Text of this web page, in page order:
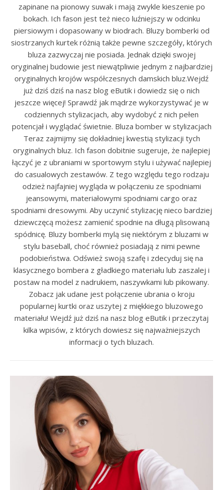
zapinane na pionowy suwak i mają zwykle kieszenie po
bokach. Ich fason jest też nieco luźniejszy w odcinku
piersiowym i dopasowany w biodrach. Bluzy bomberki od
siostrzanych kurtek różnią także pewne szczegóły, których
bluza zazwyczaj nie posiada. Jednak dzięki swojej
oryginalnej budowie jest niewątpliwie jednym z najbardziej
oryginalnych krojów współczesnych damskich bluz.Wejdź
już dziś dziś na nasz blog eButik i dowiedz się o nich
jeszcze więcej! Sprawdź jak mądrze wykorzystywać je w
codziennych stylizacjach, aby wydobyć z nich pełen
potencjał i wyglądać świetnie. Bluza bomber w stylizacjach
Teraz zajmijmy się dokładniej kwestią stylizacji tych
oryginalnych bluz. Ich fason dobitnie sugeruje, że najlepiej
łączyć je z ubraniami w sportowym stylu i używać najlepiej
do casualowych zestawów. Z tego względu tego rodzaju
odzież najfajniej wygląda w połączeniu ze spodniami
jeansowymi, materiałowymi spodniami cargo oraz
spodniami dresowymi. Aby uczynić stylizację nieco bardziej
dziewczęcą możesz zamienić spodnie na długą plisowaną
spódnicę. Bluzy bomberki mylą się niektórym z bluzami w
stylu baseball, choć również posiadają z nimi pewne
podobieństwa. Odśwież swoją szafę i zdecyduj się na
klasycznego bombera z gładkiego materiału lub zaszalej i
postaw na model z nadrukiem, naszywkami lub pikowany.
Zobacz jak udane jest połączenie ubrania o kroju
popularnej kurtki oraz uszytej z miękkiego bluzowego
materiału! Wejdź już dziś na nasz blog eButik i przeczytaj
kilka wpisów, z których dowiesz się najważniejszych
informacji o tych bluzach.